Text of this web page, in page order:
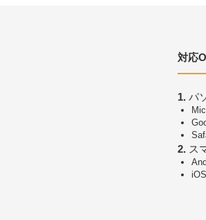
対応
1.パ
2.ス